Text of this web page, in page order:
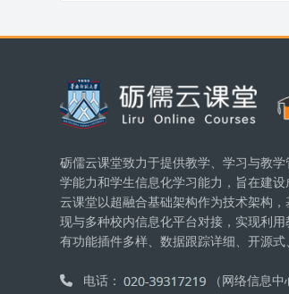
版块
砺儒云课堂致力于提供教学、学习与教
学能力和学生信息化学习能力，旨在建
云课堂以超融合基础架构作为技术架构
现与多种校内信息化平台对接，实现利
有功能插件多样、数据跟踪详细、开源式
电话： （网络信息中